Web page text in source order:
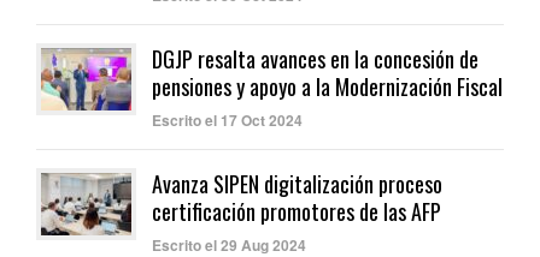
DGJP resalta avances en la concesión de
pensiones y apoyo a la Modernización Fiscal
Escrito el 17 Oct 2024
Avanza SIPEN digitalización proceso
certificación promotores de las AFP
Escrito el 29 Aug 2024